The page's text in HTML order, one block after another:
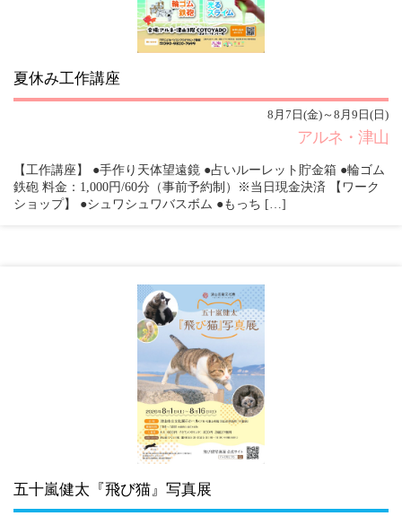
夏休み工作講座
8月7日(金)～8月9日(日)
アルネ・津山
【工作講座】 ●手作り天体望遠鏡 ●占いルーレット貯金箱 ●輪ゴム
鉄砲 料金：1,000円/60分（事前予約制）※当日現金決済 【ワーク
ショップ】 ●シュワシュワバスボム ●もっち […]
五十嵐健太『飛び猫』写真展